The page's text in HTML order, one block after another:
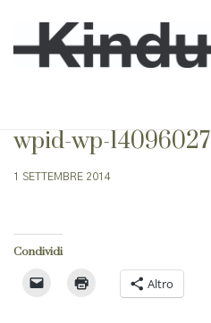
wpid-wp-
1 SETTEMBRE 2014
Condividi
Altro